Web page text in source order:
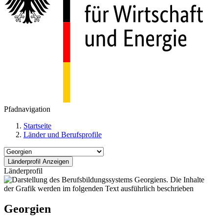
Pfadnavigation
Startseite
Länder und Berufsprofile
Länderprofil
Georgien